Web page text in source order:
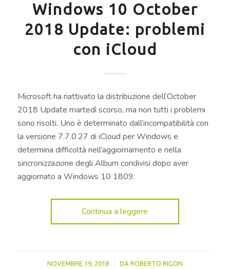
Windows 10 October
2018 Update: problemi
con iCloud
Microsoft ha riattivato la distribuzione dell’October
2018 Update martedì scorso, ma non tutti i problemi
sono risolti. Uno è determinato dall’incompatibilità con
la versione 7.7.0.27 di iCloud per Windows e
determina difficoltà nell’aggiornamento e nella
sincronizzazione degli Album condivisi dopo aver
aggiornato a Windows 10 1809.
Continua a leggere
NOVEMBRE 19, 2018
/ DA ROBERTO RIGON